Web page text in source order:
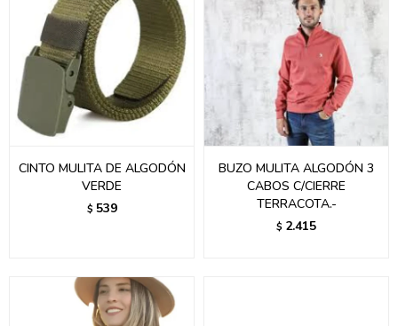
CINTO MULITA DE ALGODÓN
VERDE
$ 539
BUZO MULITA ALGODÓN 3
CABOS C/CIERRE
TERRACOTA.-
$ 2.415